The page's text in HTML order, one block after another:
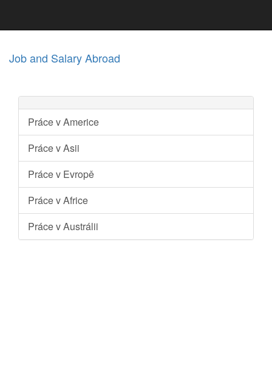
Job and Salary Abroad
Práce v Americe
Práce v Asii
Práce v Evropě
Práce v Africe
Práce v Austrálii